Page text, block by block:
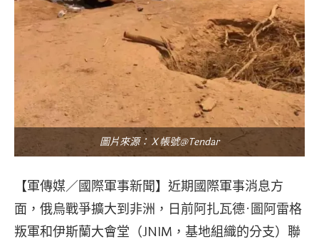
圖片來源：Ｘ帳號@Tendar
【軍傳媒／國際軍事新聞】近期國際軍事消息方
面，俄烏戰爭擴大到非洲，日前阿扎瓦德·圖阿雷格
叛軍和伊斯蘭大會堂（JNIM，基地組織的分支）聯